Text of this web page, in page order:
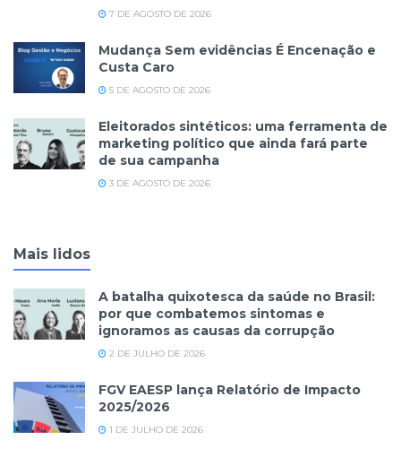
7 DE AGOSTO DE 2026
Mudança Sem evidências É Encenação e
Custa Caro
5 DE AGOSTO DE 2026
Eleitorados sintéticos: uma ferramenta de
marketing político que ainda fará parte
de sua campanha
3 DE AGOSTO DE 2026
Mais lidos
A batalha quixotesca da saúde no Brasil:
por que combatemos sintomas e
ignoramos as causas da corrupção
2 DE JULHO DE 2026
FGV EAESP lança Relatório de Impacto
2025/2026
1 DE JULHO DE 2026